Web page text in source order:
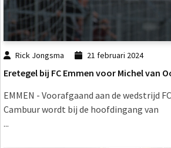
Rick Jongsma 21 februari 2024
Eretegel bij FC Emmen voor Michel van
EMMEN - Voorafgaand aan de wedstrijd
Cambuur wordt bij de hoofdingang van
...